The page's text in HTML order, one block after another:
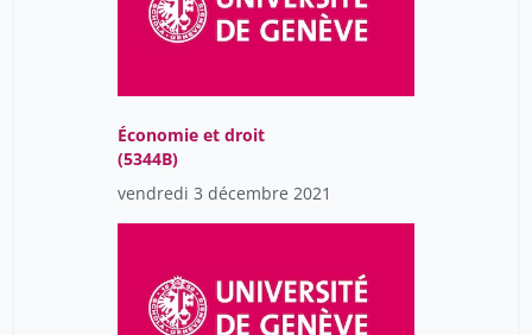
Économie et droit
(5344B)
vendredi 3 décembre 2021